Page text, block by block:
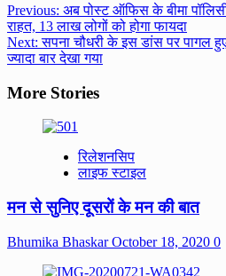
Post
navigation
Previous: अब पोस्ट ऑफिस के बीमा
राहत, 13 लाख लोगों को होगा फायदा
Next:सपना चौधरी के इस डांस पर पागल
ज्यादा बार देखा गया
More Stories
रिलेशनसिप
लाइफ स्टाइल
मन से सुनिए दूसरों के मन की बात
Bhumika BhaskarOctober 18, 2020 0